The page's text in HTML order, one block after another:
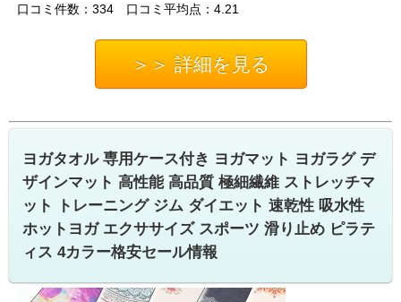
口コミ件数：334 口コミ平均点：4.21
＞＞ 詳細を見る
ヨガタオル 専用ケース付き ヨガマット ヨガラグ デ
ザインマット 高性能 高品質 極細繊維 ストレッチマ
ット トレーニング ジム ダイエット 速乾性 吸水性
ホットヨガ エクササイズ スポーツ 滑り止め ピラテ
ィス 4カラー格安セール情報